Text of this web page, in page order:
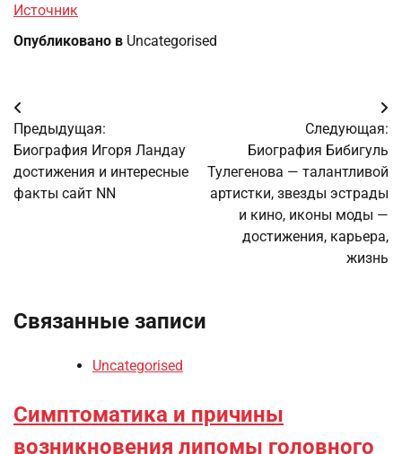
Источник
Опубликовано в Uncategorised
Навигация
по
записям
Предыдущая:
Биография Игоря Ландау
достижения и интересные
факты сайт NN
Следующая:
Биография Бибигуль
Тулегенова — талантливой
артистки, звезды эстрады
и кино, иконы моды —
достижения, карьера,
жизнь
Связанные записи
Uncategorised
Симптоматика и причины
возникновения липомы головного